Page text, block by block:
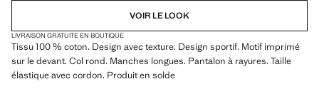
VOIR LE LOOK
LIVRAISON GRATUITE EN BOUTIQUE
Tissu 100 % coton. Design avec texture. Design sportif. Motif imprimé
sur le devant. Col rond. Manches longues. Pantalon à rayures. Taille
élastique avec cordon. Produit en solde